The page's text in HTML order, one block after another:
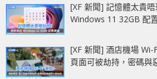
[XF 新聞] 記憶體太貴
Windows 11 32GB 配
[XF 新聞] 酒店機場
頁面可被劫持，密碼與